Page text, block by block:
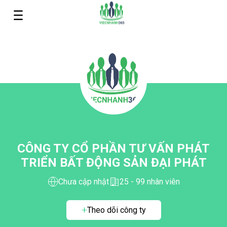
CÔNG TY CỔ PHẦN TƯ VẤN PHÁT
TRIỂN BẤT ĐỘNG SẢN ĐẠI PHÁT
Chưa cập nhật 25 - 99 nhân viên
Theo dõi công ty